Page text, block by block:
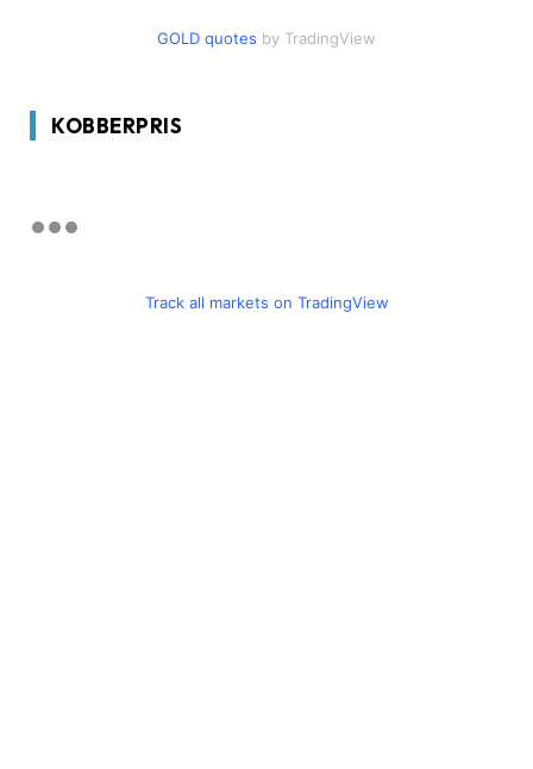
GOLD quotes by TradingView
KOBBERPRIS
Track all markets on TradingView